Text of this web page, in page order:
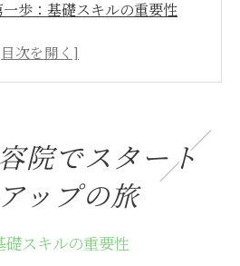
歩：基礎スキルの重要性
リアに役立つスキル習得
ルを磨く！プロのスタイリ
で受けられるプロの指導
院でスタート
ップの旅
スキルの重要性